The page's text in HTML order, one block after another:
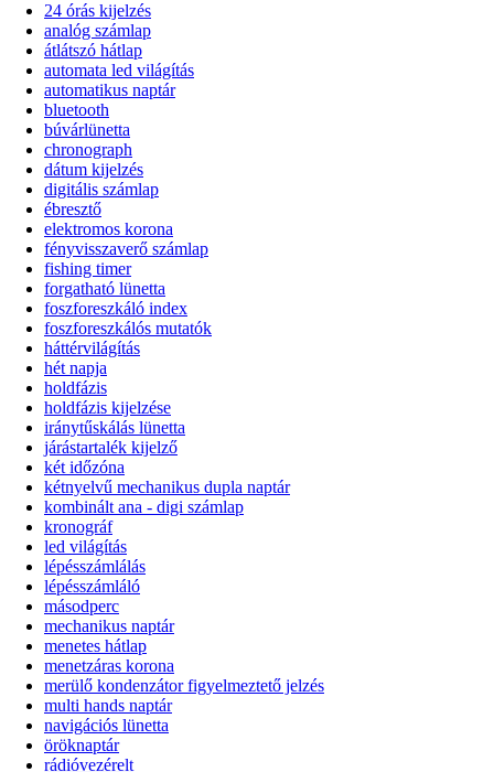
24 órás kijelzés
analóg számlap
átlátszó hátlap
automata led világítás
automatikus naptár
bluetooth
búvárlünetta
chronograph
dátum kijelzés
digitális számlap
ébresztő
elektromos korona
fényvisszaverő számlap
fishing timer
forgatható lünetta
foszforeszkáló index
foszforeszkálós mutatók
háttérvilágítás
hét napja
holdfázis
holdfázis kijelzése
iránytűskálás lünetta
járástartalék kijelző
két időzóna
kétnyelvű mechanikus dupla naptár
kombinált ana - digi számlap
kronográf
led világítás
lépésszámlálás
lépésszámláló
másodperc
mechanikus naptár
menetes hátlap
menetzáras korona
merülő kondenzátor figyelmeztető jelzés
multi hands naptár
navigációs lünetta
öröknaptár
rádióvezérelt